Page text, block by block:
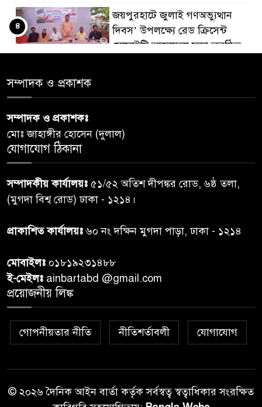
জয়পুরহাটে জুলাই গণঅভ্যুত্থান
দিবস’ উপলক্ষ্যে রেড ক্রিসেন্ট
সোসাইটি আলোচনা সভা অনুষ্ঠিত
৪
দিবস-২০২৬’।
৫
মাঝে ১৩ লক্ষ ১৫ হাজার টাকা
বিতরণ
৬
বান্দরবানে বন্যায় ক্ষতিগ্রস্তদের
দক্ষিণ চট্টগ্রামের এক অসহায় ও
দৃষ্টান্ত স্থাপন করেছে “চট্টলা ব্লাড
ডোনার্স ক্লাব” এবং “হাসিমুখ পরিবার”
৮
আইনানুগ ব্যবস্থা: তথ্য উপদেষ্টা
৯
সম্পাদক ও প্রকাশক
সম্পাদক ও প্রকাশকঃ
মোঃ জাহাঙ্গীর হোসেন (দুলাল)
যোগাযোগ ঠিকানা
সম্পাদকীয় কার্যালয়ঃ ৫১/৫২ অতিশ দীপঙ্কর রোড, ৬ষ্ঠ তলা,
(মুগদা বিশ্ব রোড) ঢাকা - ১২১৪।
প্রাকাশিত কার্যালয়ঃ৬০ নং দক্ষিন মুগদা পাড়া, ঢাকা - ১২১৪
মোবাইলঃ ০১৮১৯২৩১৪৮৮
ই-মেইলঃ ainbartabd @gmail.com
প্রয়োজনীয় লিঙ্ক
গোপনীয়তার নীতি নীতিশর্তাবলী যোগাযোগ
© ২০২৬ দৈনিক আইন বার্তা কর্তৃক সর্বস্বত্ব স্বত্বাধিকার সংরক্ষিত